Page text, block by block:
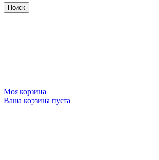
Моя корзина
Ваша корзина пуста